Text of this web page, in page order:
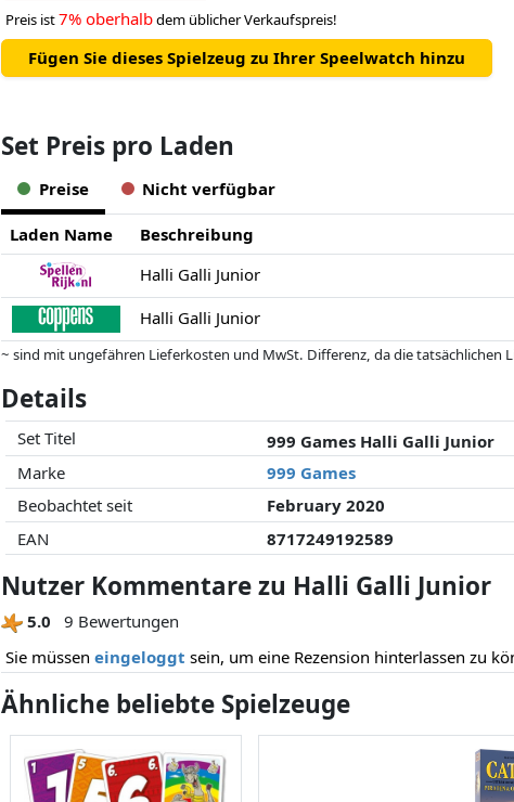
Preis ist7% oberhalbdem üblicher Verkaufspreis!
Fügen Sie dieses Spielzeug zu Ihrer Speelwatch hinzu
Set Preis pro Laden
Preise Nicht verfügbar
Laden Name Beschreibung
Halli Galli Junior
Halli Galli Junior
~ sind mit ungefähren Lieferkosten und MwSt. Differenz, da die tatsächlichen
Preise und Verfügbarkeiten können sich seit der letzten Aktualisierung
Partner haben darauf keinerlei Einfluss. Nur bei gleichen Preisen können
Details
Set Titel
999 Games Halli Galli Junior
Marke
999 Games
Beobachtet seit
February 2020
EAN
8717249192589
Nutzer Kommentare zu Halli Galli Junior
5.0
9 Bewertungen
Sie müssen eingeloggt sein, um eine Rezension hinterlassen zu
Ähnliche beliebte Spielzeuge